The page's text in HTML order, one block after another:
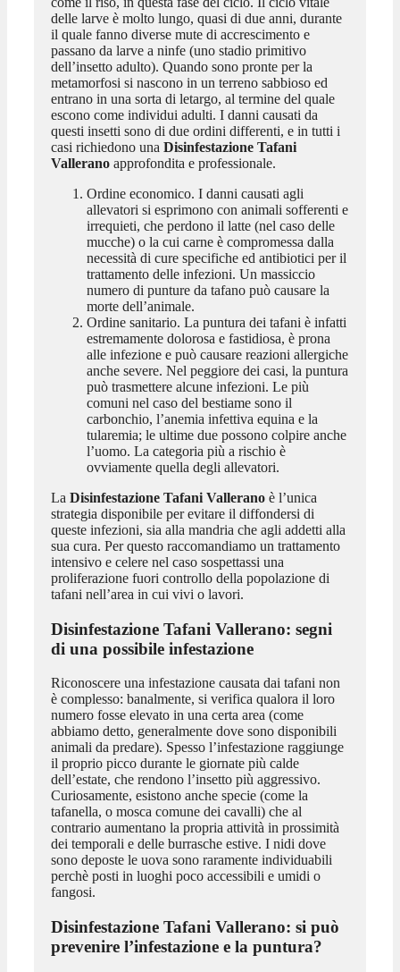
delle larve è molto lungo, quasi di due anni, durante
il quale fanno diverse mute di accrescimento e
passano da larve a ninfe (uno stadio primitivo
dell’insetto adulto). Quando sono pronte per la
metamorfosi si nascono in un terreno sabbioso ed
entrano in una sorta di letargo, al termine del quale
escono come individui adulti. I danni causati da
questi insetti sono di due ordini differenti, e in tutti i
casi richiedono una Disinfestazione Tafani
Valleranoapprofondita e professionale.
Ordine economico. I danni causati agli
allevatori si esprimono con animali sofferenti e
irrequieti, che perdono il latte (nel caso delle
mucche) o la cui carne è compromessa dalla
necessità di cure specifiche ed antibiotici per il
trattamento delle infezioni. Un massiccio
numero di punture da tafano può causare la
morte dell’animale.
Ordine sanitario. La puntura dei tafani è infatti
estremamente dolorosa e fastidiosa, è prona
alle infezione e può causare reazioni allergiche
anche severe. Nel peggiore dei casi, la puntura
può trasmettere alcune infezioni. Le più
comuni nel caso del bestiame sono il
carbonchio, l’anemia infettiva equina e la
tularemia; le ultime due possono colpire anche
l’uomo. La categoria più a rischio è
ovviamente quella degli allevatori.
La Disinfestazione Tafani Valleranoè l’unica
strategia disponibile per evitare il diffondersi di
queste infezioni, sia alla mandria che agli addetti alla
sua cura. Per questo raccomandiamo un trattamento
intensivo e celere nel caso sospettassi una
proliferazione fuori controllo della popolazione di
tafani nell’area in cui vivi o lavori.
Disinfestazione Tafani Vallerano: segni
di una possibile infestazione
Riconoscere una infestazione causata dai tafani non
è complesso: banalmente, si verifica qualora il loro
numero fosse elevato in una certa area (come
abbiamo detto, generalmente dove sono disponibili
animali da predare). Spesso l’infestazione raggiunge
il proprio picco durante le giornate più calde
dell’estate, che rendono l’insetto più aggressivo.
Curiosamente, esistono anche specie (come la
tafanella, o mosca comune dei cavalli) che al
contrario aumentano la propria attività in prossimità
dei temporali e delle burrasche estive. I nidi dove
sono deposte le uova sono raramente individuabili
perchè posti in luoghi poco accessibili e umidi o
fangosi.
Disinfestazione Tafani Vallerano: si può
prevenire l’infestazione e la puntura?